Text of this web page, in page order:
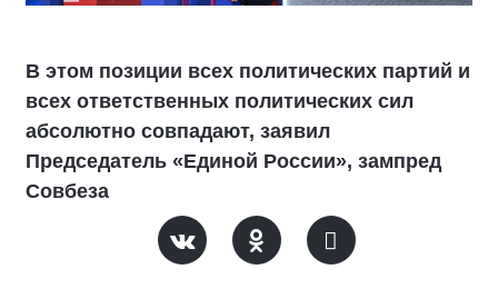
В этом позиции всех политических партий и
всех ответственных политических сил
абсолютно совпадают, заявил
Председатель «Единой России», зампред
Совбеза